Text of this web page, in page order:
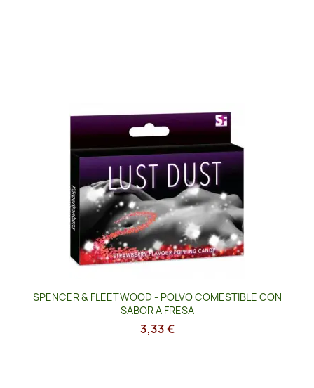
SPENCER & FLEETWOOD - POLVO COMESTIBLE CON
SABOR A FRESA
3,33 €